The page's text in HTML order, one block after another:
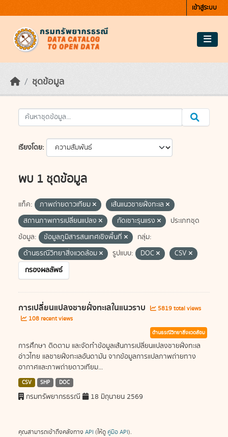
เข้าสู่ระบบ
ชุดข้อมูล
เรียงโดย
พบ 1 ชุดข้อมูล
แท็ค: ภาพถ่ายดาวเทียม
เส้นแนวชายฝั่งทะเล
สถานภาพการเปลี่ยนแปลง
กัดเซาะรุนแรง
ประเภทชุด
ข้อมูล:
ข้อมูลภูมิสารสนเทศเชิงพื้นที่
กลุ่ม:
ด้านธรณีวิทยาสิ่งแวดล้อม
รูปแบบ: DOC
CSV
กรองผลลัพธ์
การเปลี่ยนแปลงชายฝั่งทะเลในแนวราบ
5819 total views
108 recent views
ด้านธรณีวิทยาสิ่งแวดล้อม
การศึกษา ติดตาม และจัดทำข้อมูลเส้นการเปลี่ยนแปลงชายฝั่งทะเล
อ่าวไทย แลชายฝั่งทะเลอันดามัน จากข้อมูลการแปลภาพถ่ายทาง
อากาศและภาพถ่ายดาวเทียม...
CSV SHP DOC
กรมทรัพยากรธรณี 18 มิถุนายน 2569
คุณสามารถเข้าถึงคลังทาง API (ให้ดู คู่มือ API).